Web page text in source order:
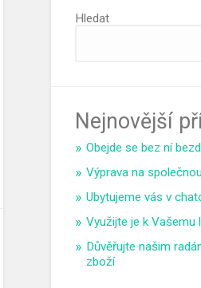
Hledat
Nejnovější
Obejde se bez ní
Výprava na
Ubytujeme vás v
Využijte je k Vašemu
Důvěřujte našim
zboží